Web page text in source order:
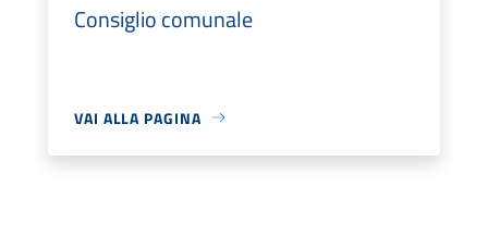
Consiglio comunale
VAI ALLA PAGINA